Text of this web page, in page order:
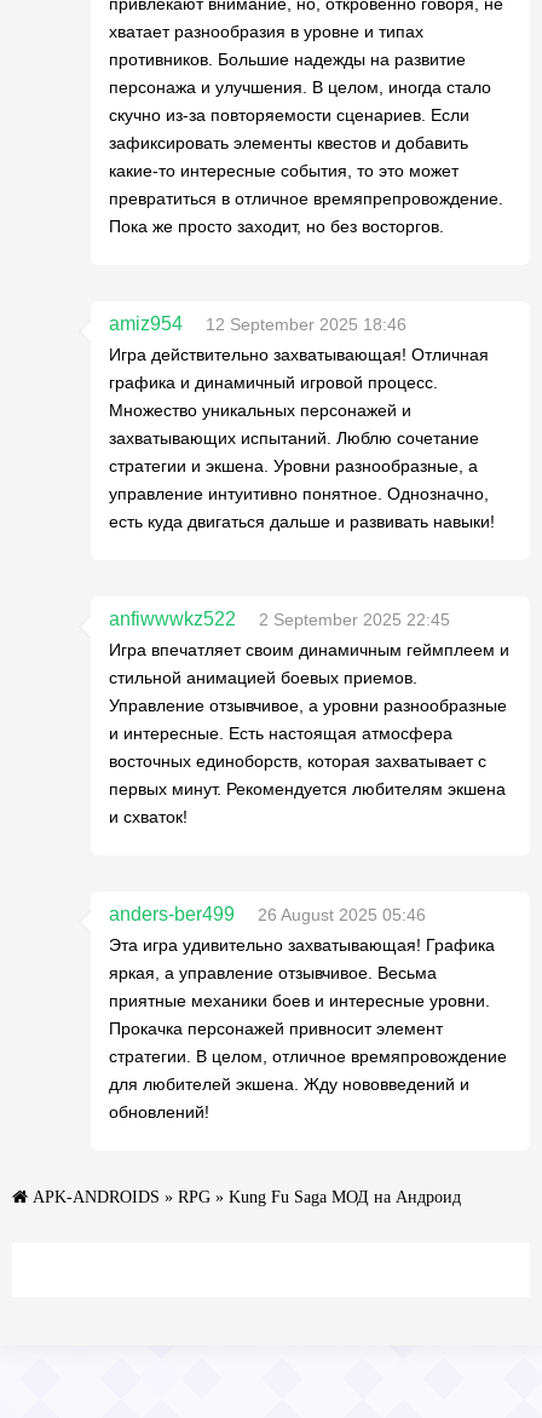
хватает разнообразия в уровне и типах
противников. Большие надежды на развитие
персонажа и улучшения. В целом, иногда стало
скучно из-за повторяемости сценариев. Если
зафиксировать элементы квестов и добавить
какие-то интересные события, то это может
превратиться в отличное времяпрепровождение.
Пока же просто заходит, но без восторгов.
amiz954
12 September 2025 18:46
Игра действительно захватывающая! Отличная
графика и динамичный игровой процесс.
Множество уникальных персонажей и
захватывающих испытаний. Люблю сочетание
стратегии и экшена. Уровни разнообразные, а
управление интуитивно понятное. Однозначно,
есть куда двигаться дальше и развивать навыки!
anfiwwwkz522
2 September 2025 22:45
Игра впечатляет своим динамичным геймплеем и
стильной анимацией боевых приемов.
Управление отзывчивое, а уровни разнообразные
и интересные. Есть настоящая атмосфера
восточных единоборств, которая захватывает с
первых минут. Рекомендуется любителям экшена
и схваток!
anders-ber499
26 August 2025 05:46
Эта игра удивительно захватывающая! Графика
яркая, а управление отзывчивое. Весьма
приятные механики боев и интересные уровни.
Прокачка персонажей привносит элемент
стратегии. В целом, отличное времяпровождение
для любителей экшена. Жду нововведений и
обновлений!
APK-ANDROIDS » RPG » Kung Fu Saga МОД на Андроид